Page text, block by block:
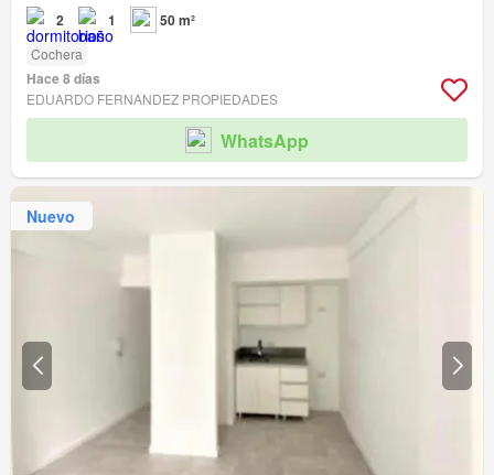
2 1 50 m²
Cochera
Hace 8 días
EDUARDO FERNANDEZ PROPIEDADES
WhatsApp
Nuevo